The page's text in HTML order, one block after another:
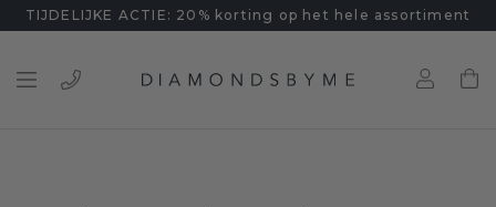
TIJDELIJKE ACTIE: 20% korting op het hele assortiment